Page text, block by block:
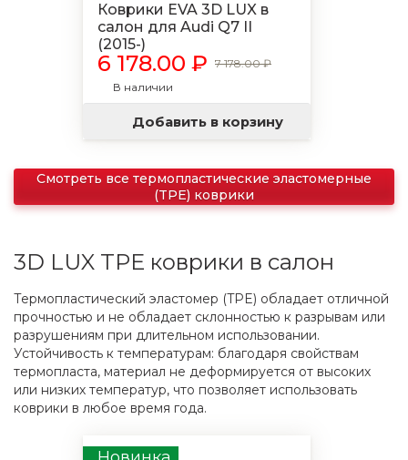
Коврики EVA 3D LUX в
салон для Audi Q7 II
(2015-)
6 178.00 ₽ 7 178.00 ₽
В наличии
Добавить в корзину
Смотреть все термопластические эластомерные
(TPE) коврики
3D LUX TPE коврики в салон
Термопластический эластомер (TPE) обладает отличной
прочностью и не обладает склонностью к разрывам или
разрушениям при длительном использовании.
Устойчивость к температурам: благодаря свойствам
термопласта, материал не деформируется от высоких
или низких температур, что позволяет использовать
коврики в любое время года.